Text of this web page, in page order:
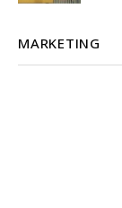
MARKETING